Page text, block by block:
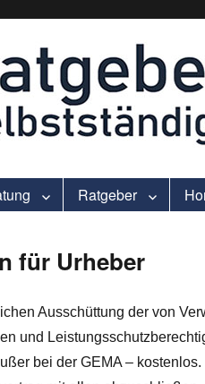
Selbstständige – praxisnah und
Ratgeber
für Urheber
Ausschüttung der von
und
bei der GEMA –